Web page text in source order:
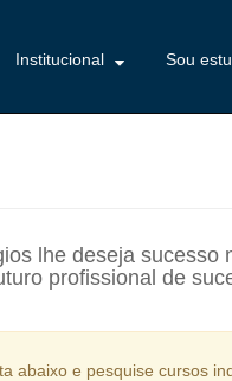
Institucional Sou
lhe deseja
profissional de
abaixo e pesquise cursos